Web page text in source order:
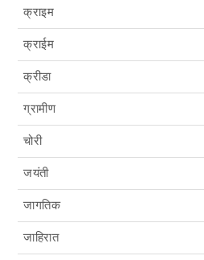
क्राइम
क्राईम
क्रीडा
ग्रामीण
चोरी
जयंती
जागतिक
जाहिरात